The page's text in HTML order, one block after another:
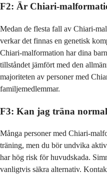
F2: Är Chiari-
Medan de flesta fall av Chiari-
verkar det finnas en genetisk
Chiari-malformation har dina
tillståndet jämfört med den
majoriteten av personer med
familjemedlemmar.
F3: Kan jag träna
Många personer med Chiari-
träning, men du bör undvika
har hög risk för huvudskada.
vanligtvis säkra alternativ.